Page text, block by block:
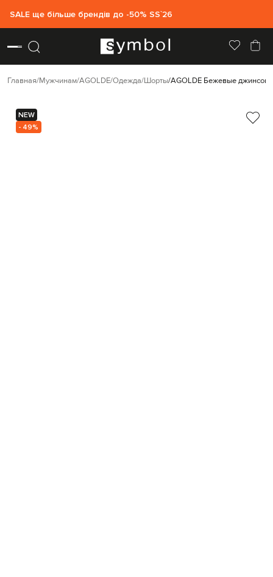
SALE ще більше брендів до -50% SS`26
Главная Мужчинам AGOLDE Одежда Шорты AGOLDE Бежевые
NEW
- 49%